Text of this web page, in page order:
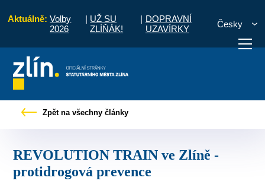
Aktuálně: Volby
2026
| UŽ SU
ZLÍŇÁK!
| DOPRAVNÍ
UZAVÍRKY
Česky
vyřídit Potřebuji zaplatit
Zpět na všechny články
REVOLUTION TRAIN ve Zlíně -
protidrogová prevence